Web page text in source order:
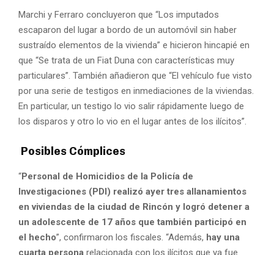
Marchi y Ferraro concluyeron que “Los imputados
escaparon del lugar a bordo de un automóvil sin haber
sustraído elementos de la vivienda” e hicieron hincapié en
que “Se trata de un Fiat Duna con características muy
particulares”. También añadieron que “El vehículo fue visto
por una serie de testigos en inmediaciones de la viviendas.
En particular, un testigo lo vio salir rápidamente luego de
los disparos y otro lo vio en el lugar antes de los ilícitos”.
Posibles Cómplices
“Personal de Homicidios de la Policía de
Investigaciones (PDI) realizó ayer tres allanamientos
en viviendas de la ciudad de Rincón y logró detener a
un adolescente de 17 años que también participó en
el hecho”, confirmaron los fiscales. “Además, hay una
cuarta persona relacionada con los ilícitos que ya fue